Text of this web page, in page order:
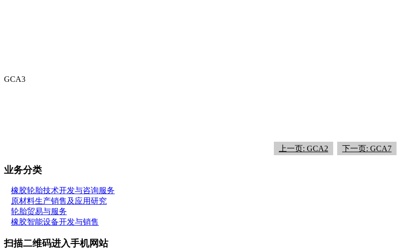
GCA3
上一页: GCA2 下一页: GCA7
业务分类
橡胶轮胎技术开发与咨询服务
原材料生产销售及应用研究
轮胎贸易与服务
橡胶智能设备开发与销售
扫描二维码进入手机网站